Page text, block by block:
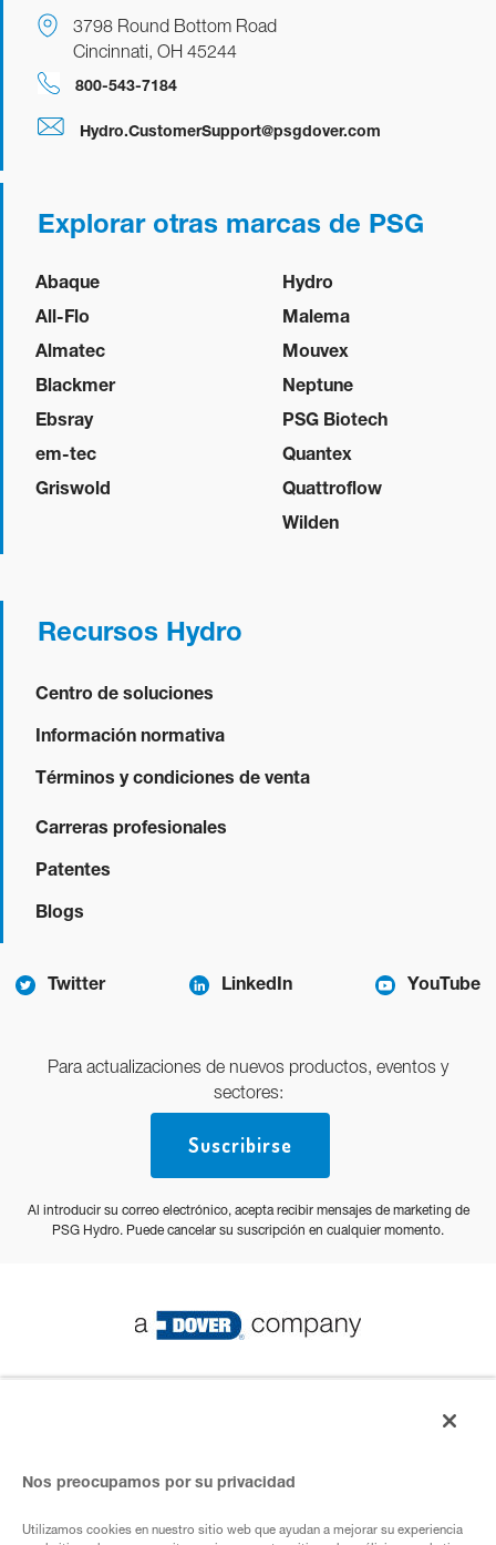
3798 Round Bottom Road
Cincinnati, OH 45244
800-543-7184
Hydro.CustomerSupport@psgdover.com
Explorar otras marcas de PSG
Abaque
All-Flo
Almatec
Blackmer
Ebsray
em-tec
Griswold
Hydro
Malema
Mouvex
Neptune
PSG Biotech
Quantex
Quattroflow
Wilden
Recursos Hydro
Centro de soluciones
Información normativa
Términos y condiciones de venta
Carreras profesionales
Patentes
Blogs
Twitter LinkedIn YouTube
Para actualizaciones de nuevos productos, eventos y
sectores:
Suscribirse
Al introducir su correo electrónico, acepta recibir mensajes de marketing de
PSG Hydro. Puede cancelar su suscripción en cualquier momento.
Nos preocupamos por su privacidad
Utilizamos cookies en nuestro sitio web que ayudan a mejorar su experiencia